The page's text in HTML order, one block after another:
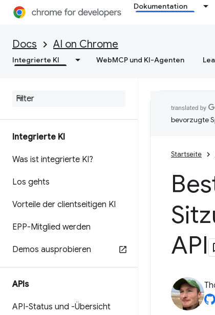
Dokumentation
Docs AI on Chrome
Integrierte KI WebMCP und KI-Agenten
Integrierte KI
Was ist integrierte KI?
Los gehts
Vorteile der clientseitigen KI
EPP-Mitglied werden
Demos ausprobieren
APIs
API-Status und -Übersicht
bevorzugte
Startseite
API